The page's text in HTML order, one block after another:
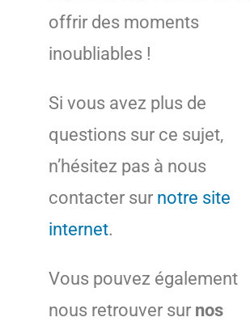
offrir des moments
inoubliables !
Si vous avez plus de
questions sur ce sujet,
n’hésitez pas à nous
contacter sur notre site
internet.
Vous pouvez également
nous retrouver sur nos